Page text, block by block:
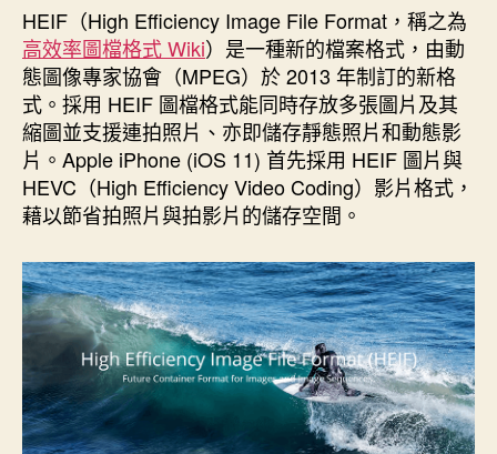
者
佈
日
期
HEIF（High Efficiency Image File Format，稱之為
高效率圖檔格式 Wiki）是一種新的檔案格式，由動
態圖像專家協會（MPEG）於 2013 年制訂的新格
式。採用 HEIF 圖檔格式能同時存放多張圖片及其
縮圖並支援連拍照片、亦即儲存靜態照片和動態影
片。Apple iPhone (iOS 11) 首先採用 HEIF 圖片與
HEVC（High Efficiency Video Coding）影片格式，
藉以節省拍照片與拍影片的儲存空間。